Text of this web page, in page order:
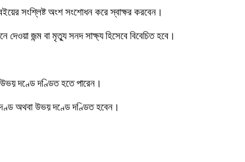
সংশ্লিষ্ট অংশ সংশোধন করে স্বাক্ষর করবেন।
জন্ম বা মৃত্যু সনদ সাক্ষ্য হিসেবে বিবেচিত হবে।
উভয় দণ্ডে দণ্ডিত হতে পারেন।
অথবা উভয় দণ্ডে দণ্ডিত হবেন।